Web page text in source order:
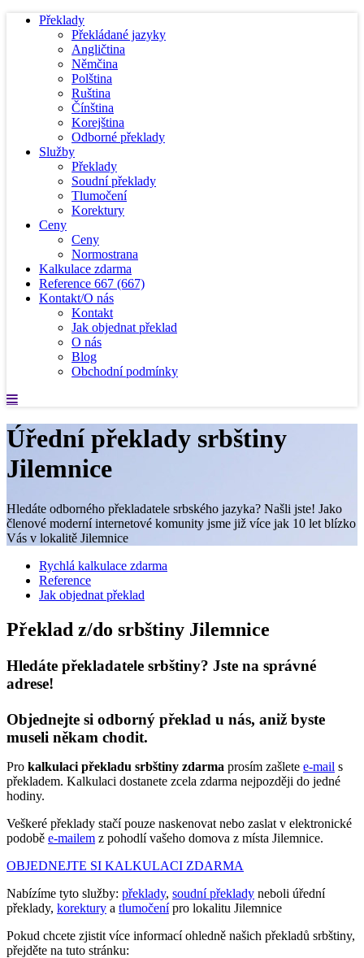
Překlady
Překládané jazyky
Angličtina
Němčina
Polština
Ruština
Čínština
Korejština
Odborné překlady
Služby
Překlady
Soudní překlady
Tlumočení
Korektury
Ceny
Ceny
Normostrana
Kalkulace zdarma
Reference 667 (667)
Kontakt/O nás
Kontakt
Jak objednat překlad
O nás
Blog
Obchodní podmínky
Úřední překlady srbštiny
Jilemnice
Hledáte odborného překladatele srbského jazyka? Našli jste! Jako
členové moderní internetové komunity jsme již více jak 10 let blízko
Vás v lokalitě Jilemnice
Rychlá kalkulace zdarma
Reference
Jak objednat překlad
Překlad z/do srbštiny Jilemnice
Hledáte překladatele srbštiny? Jste na správné
adrese!
Objednejte si odborný překlad u nás, aniž byste
museli někam chodit.
Pro kalkulaci překladu srbštiny zdarma prosím zašlete e-mail s
překladem. Kalkulaci dostanete zcela zdarma nejpozději do jedné
hodiny.
Veškeré překlady stačí pouze naskenovat nebo zaslat v elektronické
podobě e-mailem z pohodlí vašeho domova z místa Jilemnice.
OBJEDNEJTE SI KALKULACI ZDARMA
Nabízíme tyto služby: překlady, soudní překlady neboli úřední
překlady, korektury a tlumočenípro lokalitu Jilemnice
Pokud chcete zjistit více informací ohledně našich překladů srbštiny,
přejděte na tuto stránku: